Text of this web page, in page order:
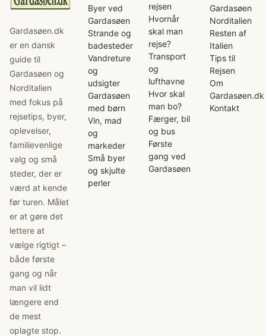
Gardasøen.dk
er en dansk
guide til
Gardasøen og
Norditalien
med fokus på
rejsetips, byer,
oplevelser,
familievenlige
valg og små
steder, der er
værd at kende
før turen. Målet
er at gøre det
lettere at
vælge rigtigt –
både første
gang og når
man vil lidt
længere end
de mest
oplagte stop.
Byer ved
Gardasøen
Strande og
badesteder
Vandreture
og
udsigter
Gardasøen
med børn
Vin, mad
og
markeder
Små byer
og skjulte
perler
rejsen
Hvornår
skal man
rejse?
Transport
og
lufthavne
Hvor skal
man bo?
Færger, bil
og bus
Første
gang ved
Gardasøen
Gardasøen
Norditalien
Resten af
Italien
Tips til
Rejsen
Om
Gardasøen.dk
Kontakt